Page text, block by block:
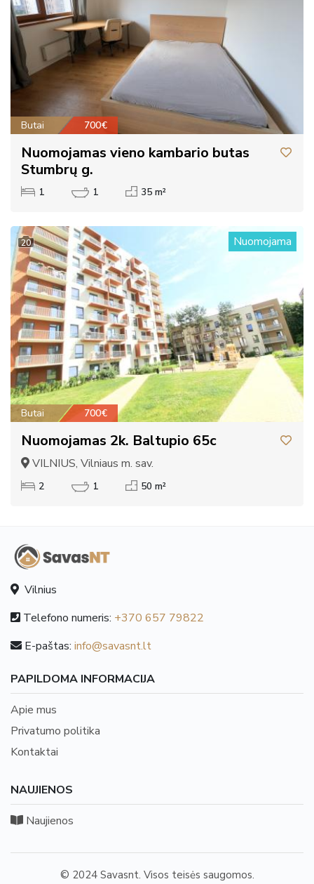
Butai 700€
Nuomojamas vieno kambario butas
Stumbrų g.
1 1 35 m²
20 Nuomojama
Butai 700€
Nuomojamas 2k. Baltupio 65c
VILNIUS, Vilniaus m. sav.
2 1 50 m²
Vilnius
Telefono numeris: +370 657 79822
E-paštas: info@savasnt.lt
PAPILDOMA INFORMACIJA
Apie mus
Privatumo politika
Kontaktai
NAUJIENOS
Naujienos
© 2024 Savasnt. Visos teisės saugomos.